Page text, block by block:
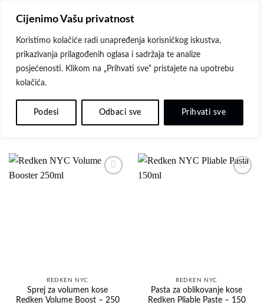
Cijenimo Vašu privatnost
Koristimo kolačiće radi unapređenja korisničkog iskustva,
prikazivanja prilagođenih oglasa i sadržaja te analize
posjećenosti. Klikom na „Prihvati sve“ pristajete na upotrebu
kolačića.
Podesi Odbaci sve Prihvati sve
content
POČETNA PROIZVODI OZNAČENI “PASTA”
REDKEN NYC
Sprej za volumen kose
Redken Volume Boost – 250
REDKEN NYC
Pasta za oblikovanje kose
Redken Pliable Paste – 150